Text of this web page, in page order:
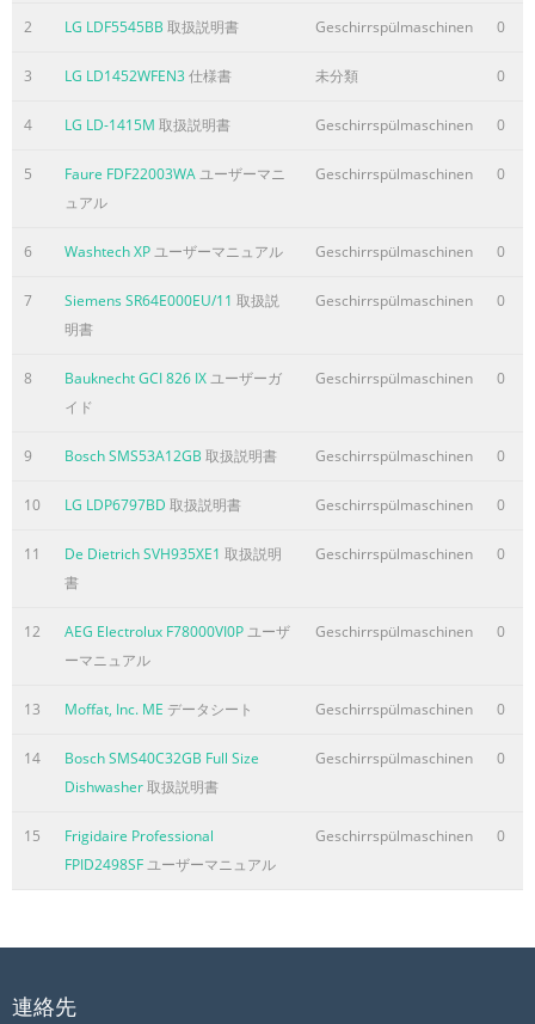
2 LG LDF5545BB 取扱説明書 Geschirrspülmaschinen 0
3 LG LD1452WFEN3仕様書 未分類 0
4 LG LD-1415M 取扱説明書 Geschirrspülmaschinen 0
5 Faure FDF22003WAユーザーマニ
ュアル
Geschirrspülmaschinen 0
6 Washtech XPユーザーマニュアル Geschirrspülmaschinen 0
7 Siemens SR64E000EU/11 取扱説
明書
Geschirrspülmaschinen 0
8 Bauknecht GCI 826 IXユーザーガ
イド
Geschirrspülmaschinen 0
9 Bosch SMS53A12GB 取扱説明書 Geschirrspülmaschinen 0
10 LG LDP6797BD 取扱説明書 Geschirrspülmaschinen 0
11 De Dietrich SVH935XE1 取扱説明
書
Geschirrspülmaschinen 0
12 AEG Electrolux F78000VI0Pユーザ
ーマニュアル
Geschirrspülmaschinen 0
13 Moffat, Inc. ME データシート Geschirrspülmaschinen 0
14
Bosch SMS40C32GB Full Size
Dishwasher取扱説明書
Geschirrspülmaschinen 0
15
Frigidaire Professional
FPID2498SFユーザーマニュアル
Geschirrspülmaschinen 0
連絡先